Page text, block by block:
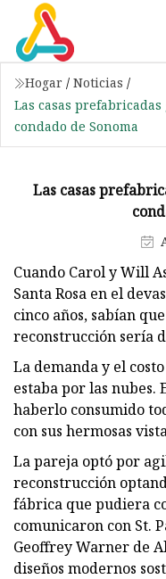
Hogar / Noticias /
Las casas
condado de Sonoma
Las casas
Cuando Carol y Will
Santa Rosa en el
cinco años, sabían
reconstrucción sería
La demanda y el
estaba por las nubes.
haberlo consumido
con sus hermosas
La pareja optó por
reconstrucción
fábrica que pudiera
comunicaron con St.
Geoffrey Warner de
diseños modernos